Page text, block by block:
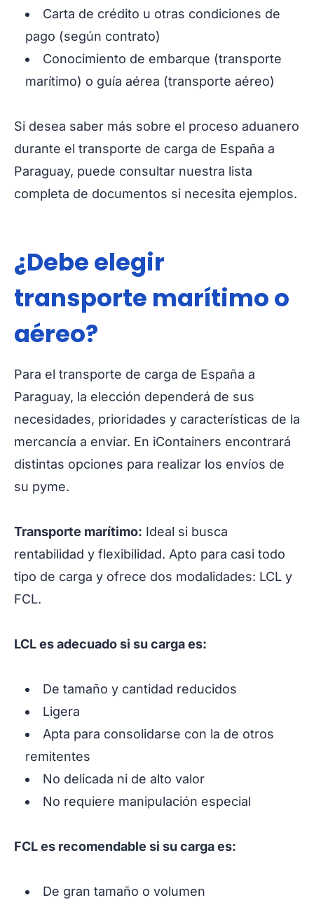
Carta de crédito u otras condiciones de
pago (según contrato)
Conocimiento de embarque (transporte
marítimo) o guía aérea (transporte aéreo)
Si desea saber más sobre el proceso aduanero
durante el transporte de carga de España a
Paraguay, puede consultar nuestra lista
completa de documentos si necesita ejemplos.
¿Debe elegir
transporte marítimo o
aéreo?
Para el transporte de carga de España a
Paraguay, la elección dependerá de sus
necesidades, prioridades y características de la
mercancía a enviar. En iContainers encontrará
distintas opciones para realizar los envíos de
su pyme.
Transporte marítimo: Ideal si busca
rentabilidad y flexibilidad. Apto para casi todo
tipo de carga y ofrece dos modalidades: LCL y
FCL.
LCL es adecuado si su carga es:
De tamaño y cantidad reducidos
Ligera
Apta para consolidarse con la de otros
remitentes
No delicada ni de alto valor
No requiere manipulación especial
FCL es recomendable si su carga es:
De gran tamaño o volumen